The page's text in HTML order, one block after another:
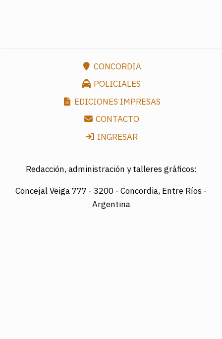
CONCORDIA
POLICIALES
EDICIONES IMPRESAS
CONTACTO
INGRESAR
Redacción, administración y talleres gráficos:
Concejal Veiga 777 - 3200 - Concordia, Entre Ríos -
Argentina